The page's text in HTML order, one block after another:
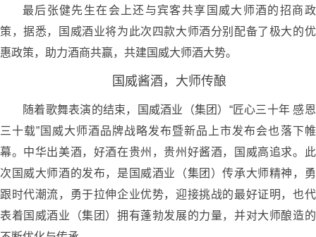
最后张健先生在会上还与宾客共享国威大师酒的招商政
策，据悉，国威酒业将为此次四款大师酒分别配备了极大的优
惠政策，助力酒商共赢，共建国威大师酒大势。
国威酱酒，大师传酿
随着歌舞表演的结束，国威酒业（集团）“匠心三十年 感恩
三十载”国威大师酒品牌战略发布暨新品上市发布会也落下帷
幕。中华出美酒，好酒在贵州，贵州好酱酒，国威高追求。此
次国威大师酒的发布，是国威酒业（集团）传承大师精神，勇
跟时代潮流，勇于拉伸企业优势，迎接挑战的最好证明，也代
表着国威酒业（集团）拥有蓬勃发展的力量，并对大师酿造的